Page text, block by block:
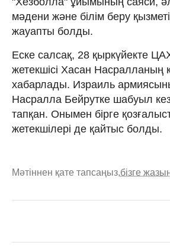
мәдени және білім беру
жауапты болды.
Еске салсақ, 28 қыркүйекте
жетекшісі Хасан Насралланың
хабарлады. Израиль
Насралла Бейрутке шабуыл
тапқан. Онымен бірге
жетекшілері де қайтыс болды.
Мәтіннен қате тапсаңыз,бізге